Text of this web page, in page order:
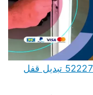
تبديل اقفال شتر في الكويت 52227343 تبديل قفل